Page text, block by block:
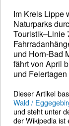
Im Kreis Lippe
Naturparks
Touristik–Linie
und Horn-Bad
fährt von April
und
Dieser Artikel
Wald /
und steht unter
der Wikipedia ist